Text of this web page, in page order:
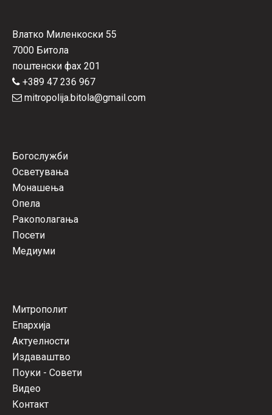
Влатко Миленкоски 55
7000 Битола
поштенски фах 201
+389 47 236 967
mitropolija.bitola@gmail.com
Богослужби
Осветувања
Монашења
Опела
Ракополагања
Посети
Медиуми
Митрополит
Епархија
Актуелности
Издаваштво
Поуки - Совети
Видео
Контакт